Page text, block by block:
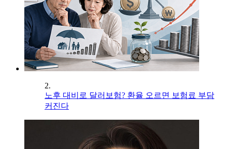
2.
노후 대비로 달러보험? 환율 오르면 보험료 부담
커진다